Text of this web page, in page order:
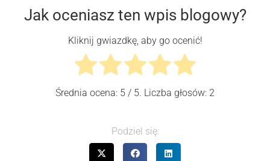
Jak oceniasz ten wpis blogowy?
Kliknij gwiazdkę, aby go ocenić!
Średnia ocena: 5 / 5. Liczba głosów: 2
Podziel się: